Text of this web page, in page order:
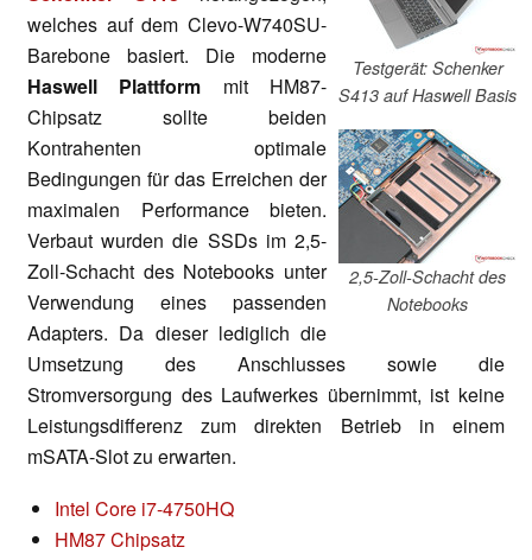
Testgerät: Schenker
S413 auf Haswell Basis
2,5-Zoll-Schacht des
Notebooks
welches auf dem Clevo-W740SU-
Barebone basiert. Die moderne
Haswell Plattform mit HM87-
Chipsatz sollte beiden
Kontrahenten optimale
Bedingungen für das Erreichen der
maximalen Performance bieten.
Verbaut wurden die SSDs im 2,5-
Zoll-Schacht des Notebooks unter
Verwendung eines passenden
Adapters. Da dieser lediglich die
Umsetzung des Anschlusses sowie die
Stromversorgung des Laufwerkes übernimmt, ist keine
Leistungsdifferenz zum direkten Betrieb in einem
mSATA-Slot zu erwarten.
Intel Core i7-4750HQ
HM87 Chipsatz